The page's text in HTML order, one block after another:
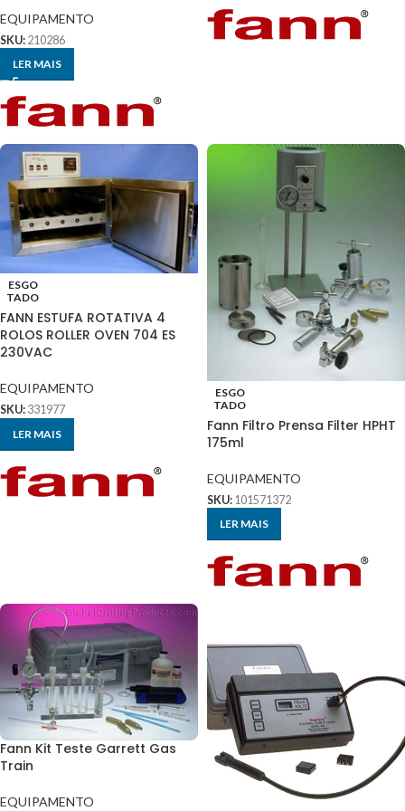
EQUIPAMENTO
SKU: 210286
LER MAIS
ESGO
TADO
FANN ESTUFA ROTATIVA 4
ROLOS ROLLER OVEN 704 ES
230VAC
EQUIPAMENTO
SKU: 331977
LER MAIS
ESGO
TADO
Fann Filtro Prensa Filter HPHT
175ml
EQUIPAMENTO
SKU: 101571372
LER MAIS
Fann Kit Teste Garrett Gas
Train
EQUIPAMENTO